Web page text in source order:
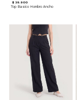
$ 39.900
Top Basico Hombro Ancho